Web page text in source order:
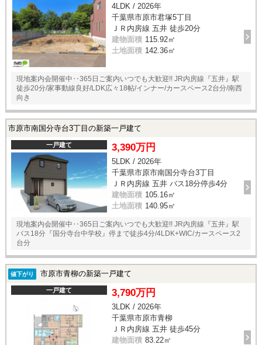
4LDK / 2026年
千葉県市原市君塚5丁目
ＪＲ内房線 五井 徒歩20分
建物面積 115.92㎡
土地面積 142.36㎡
現地案内会開催中‥365日ご案内いつでも大歓迎!! JR内房線『五井』駅
徒歩20分/家事動線良好/LDK広々18帖/インナー/カースペース2台分/南西
向き
市原市南国分寺台3丁目の新築一戸建て
一戸建て 3,390万円
5LDK / 2026年
千葉県市原市南国分寺台3丁目
ＪＲ内房線 五井 バス18分停歩4分
建物面積 105.16㎡
土地面積 140.95㎡
現地案内会開催中‥365日ご案内いつでも大歓迎!! JR内房線『五井』駅
バス18分『国分寺台中学校』停まで徒歩4分/4LDK+WIC/カースペース2
台分
値下がり 市原市青柳の新築一戸建て
一戸建て 3,790万円
3LDK / 2026年
千葉県市原市青柳
ＪＲ内房線 五井 徒歩45分
建物面積 83.22㎡